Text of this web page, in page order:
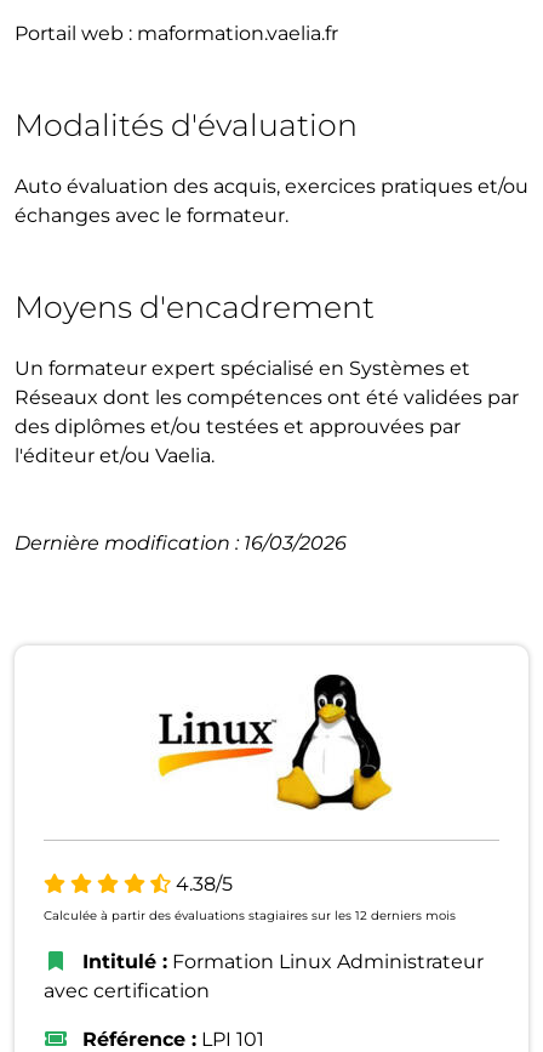
Portail web : maformation.vaelia.fr
Modalités d'évaluation
Auto évaluation des acquis, exercices pratiques et/ou
échanges avec le formateur.
Moyens d'encadrement
Un formateur expert spécialisé en Systèmes et
Réseaux dont les compétences ont été validées par
des diplômes et/ou testées et approuvées par
l'éditeur et/ou Vaelia.
Dernière modification : 16/03/2026
4.38/5
Calculée à partir des évaluations stagiaires sur les 12 derniers mois
Intitulé : Formation Linux Administrateur
avec certification
Référence : LPI 101